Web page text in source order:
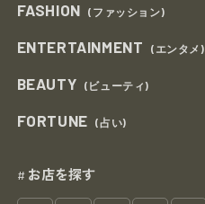
FASHION (ファッション)
ENTERTAINMENT (エンタメ)
BEAUTY (ビューティ)
FORTUNE (占い)
# お店を探す